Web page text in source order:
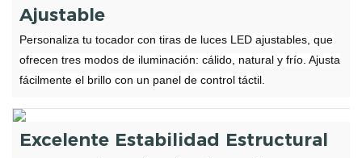
Ajustable
Personaliza tu tocador con tiras de luces LED ajustables, que
ofrecen tres modos de iluminación: cálido, natural y frío. Ajusta
fácilmente el brillo con un panel de control táctil.
Excelente Estabilidad Estructural